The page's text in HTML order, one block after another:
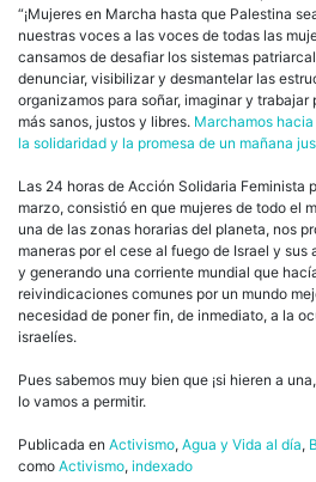
“¡Mujeres en Marcha hasta que Palestina
nuestras voces a las voces de todas las
cansamos de desafiar los sistemas
denunciar, visibilizar y desmantelar las
organizamos para soñar, imaginar y
más sanos, justos y libres. Marchamos
la solidaridad y la promesa de un mañana
Las 24 horas de Acción Solidaria Feminista
marzo, consistió en que mujeres de todo el
una de las zonas horarias del planeta, nos
maneras por el cese al fuego de Israel y
y generando una corriente mundial que
reivindicaciones comunes por un mundo
necesidad de poner fin, de inmediato, a la
israelíes.
Pues sabemos muy bien que ¡si hieren a
lo vamos a permitir.
Publicada en Activismo, Agua y Vida al día,
como Activismo, indexado